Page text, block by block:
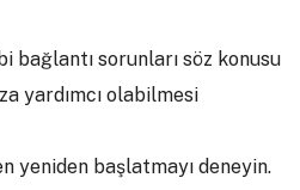
sorunları söz konusu
yardımcı olabilmesi
yeniden başlatmayı deneyin.